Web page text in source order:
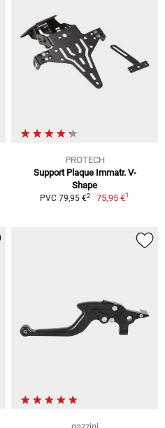
PROTECH
Support Plaque Immatr. V-
Shape
PVC 79,95 €2 75,95 €1